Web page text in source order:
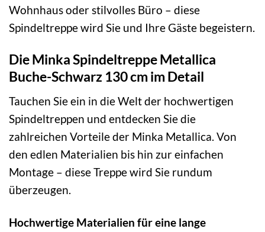
Wohnhaus oder stilvolles Büro – diese
Spindeltreppe wird Sie und Ihre Gäste begeistern.
Die Minka Spindeltreppe Metallica
Buche-Schwarz 130 cm im Detail
Tauchen Sie ein in die Welt der hochwertigen
Spindeltreppen und entdecken Sie die
zahlreichen Vorteile der Minka Metallica. Von
den edlen Materialien bis hin zur einfachen
Montage – diese Treppe wird Sie rundum
überzeugen.
Hochwertige Materialien für eine lange